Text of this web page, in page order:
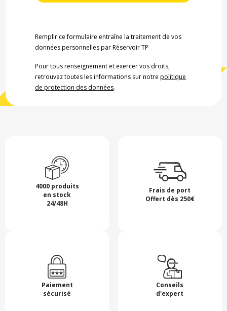
Remplir ce formulaire entraîne la traitement de vos
données personnelles par Réservoir TP
Pour tous renseignement et exercer vos droits,
retrouvez toutes les informations sur notrepolitique
de protection des données.
4000 produits
en stock
24/48H
Frais de port
Offert dès 250€
Paiement
sécurisé
Conseils
d'expert